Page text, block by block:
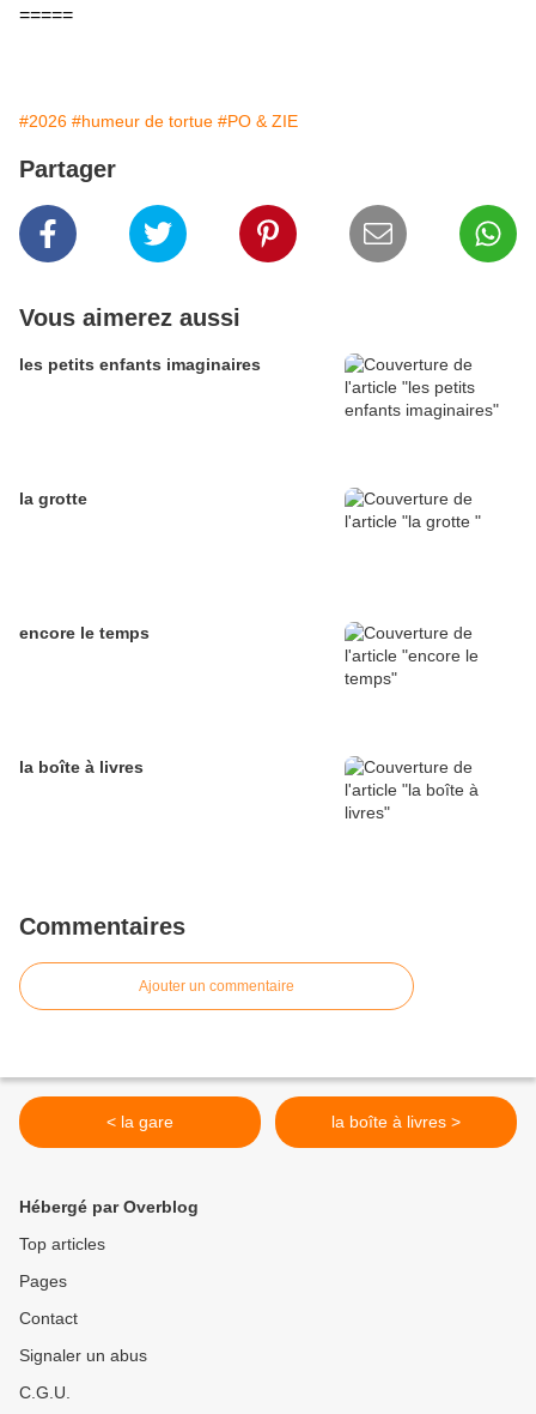
=====
#2026 #humeur de tortue #PO & ZIE
Partager
Vous aimerez aussi
les petits enfants imaginaires
la grotte
encore le temps
la boîte à livres
Commentaires
Ajouter un commentaire
< la gare la boîte à livres >
Hébergé par Overblog
Top articles
Pages
Contact
Signaler un abus
C.G.U.